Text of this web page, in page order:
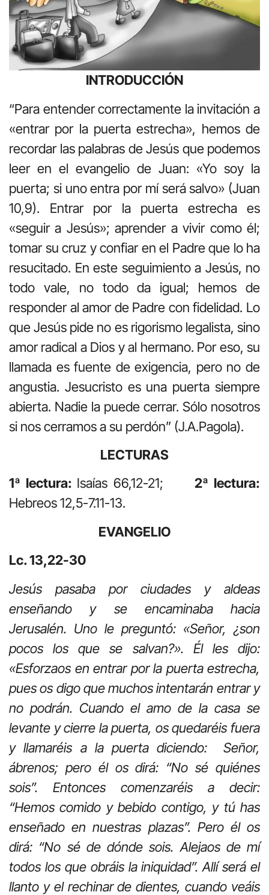
INTRODUCCIÓN
“Para entender correctamente la invitación a
«entrar por la puerta estrecha», hemos de
recordar las palabras de Jesús que podemos
leer en el evangelio de Juan: «Yo soy la
puerta; si uno entra por mí será salvo» (Juan
10,9). Entrar por la puerta estrecha es
«seguir a Jesús»; aprender a vivir como él;
tomar su cruz y confiar en el Padre que lo ha
resucitado. En este seguimiento a Jesús, no
todo vale, no todo da igual; hemos de
responder al amor de Padre con fidelidad. Lo
que Jesús pide no es rigorismo legalista, sino
amor radical a Dios y al hermano. Por eso, su
llamada es fuente de exigencia, pero no de
angustia. Jesucristo es una puerta siempre
abierta. Nadie la puede cerrar. Sólo nosotros
si nos cerramos a su perdón” (J.A.Pagola).
LECTURAS
1ª lectura: Isaías 66,12-21;
2ª lectura:
Hebreos 12,5-7.11-13.
EVANGELIO
Lc. 13,22-30
Jesús pasaba por ciudades y aldeas
enseñando y se encaminaba hacia
Jerusalén. Uno le preguntó: «Señor, ¿son
pocos los que se salvan?». Él les dijo:
«Esforzaos en entrar por la puerta estrecha,
pues os digo que muchos intentarán entrar y
no podrán. Cuando el amo de la casa se
levante y cierre la puerta, os quedaréis fuera
y llamaréis a la puerta diciendo: Señor,
ábrenos; pero él os dirá: “No sé quiénes
sois”. Entonces comenzaréis a decir:
“Hemos comido y bebido contigo, y tú has
enseñado en nuestras plazas”. Pero él os
dirá: “No sé de dónde sois. Alejaos de mí
todos los que obráis la iniquidad”. Allí será el
llanto y el rechinar de dientes, cuando veáis